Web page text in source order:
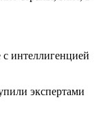
интеллигенцией
экспертами